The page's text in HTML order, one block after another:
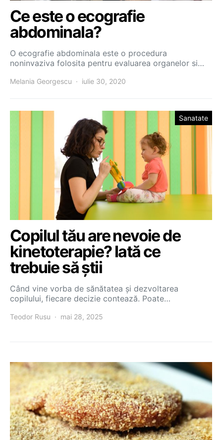
Ce este o ecografie
abdominala?
O ecografie abdominala este o procedura
noninvaziva folosita pentru evaluarea organelor si…
Melania Georgescu iulie 30, 2020
Sanatate
Copilul tău are nevoie de
kinetoterapie? Iată ce
trebuie să știi
Când vine vorba de sănătatea și dezvoltarea
copilului, fiecare decizie contează. Poate…
Teodor Rusu mai 28, 2025